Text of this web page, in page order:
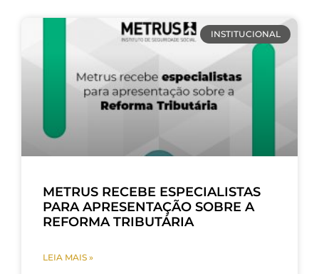
INSTITUCIONAL
METRUS RECEBE ESPECIALISTAS
PARA APRESENTAÇÃO SOBRE A
REFORMA TRIBUTÁRIA
LEIA MAIS »